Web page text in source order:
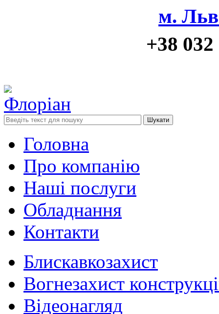
м.
+38 032
Шукати
Головна
Про компанію
Наші послуги
Обладнання
Контакти
Блискавкозахист
Вогнезахист
Відеонагляд